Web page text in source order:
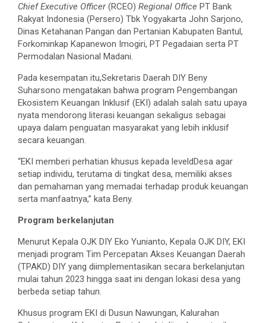
Chief Executive Officer(RCEO) Regional Office PT Bank
Rakyat Indonesia (Persero) Tbk Yogyakarta John Sarjono,
Dinas Ketahanan Pangan dan Pertanian Kabupaten Bantul,
Forkominkap Kapanewon Imogiri, PT Pegadaian serta PT
Permodalan Nasional Madani.
Pada kesempatan itu,Sekretaris Daerah DIY Beny
Suharsono mengatakan bahwa program Pengembangan
Ekosistem Keuangan Inklusif (EKI) adalah salah satu upaya
nyata mendorong literasi keuangan sekaligus sebagai
upaya dalam penguatan masyarakat yang lebih inklusif
secara keuangan.
“EKI memberi perhatian khusus kepada leveldDesa agar
setiap individu, terutama di tingkat desa, memiliki akses
dan pemahaman yang memadai terhadap produk keuangan
serta manfaatnya,” kata Beny.
Program berkelanjutan
Menurut Kepala OJK DIY Eko Yunianto, Kepala OJK DIY, EKI
menjadi program Tim Percepatan Akses Keuangan Daerah
(TPAKD) DIY yang diimplementasikan secara berkelanjutan
mulai tahun 2023 hingga saat ini dengan lokasi desa yang
berbeda setiap tahun.
Khusus program EKI di Dusun Nawungan, Kalurahan